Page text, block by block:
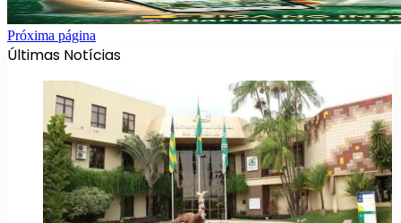
Próxima página
Últimas Notícias